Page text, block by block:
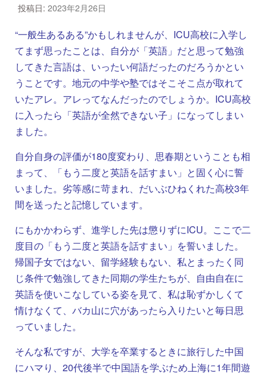
投稿日: 2023年2月26日
“一般生あるある”かもしれませんが、ICU高校に入学し
てまず思ったことは、自分が「英語」だと思って勉強
してきた言語は、いったい何語だったのだろうかとい
うことです。地元の中学や塾ではそこそこ点が取れて
いたアレ。アレってなんだったのでしょうか。ICU高校
に入ったら「英語が全然できない子」になってしまい
ました。
自分自身の評価が180度変わり、思春期ということも相
まって、「もう二度と英語を話すまい」と固く心に誓
いました。劣等感に苛まれ、だいぶひねくれた高校3年
間を送ったと記憶しています。
にもかかわらず、進学した先は懲りずにICU。ここで二
度目の「もう二度と英語を話すまい」を誓いました。
帰国子女ではない、留学経験もない、私とまったく同
じ条件で勉強してきた同期の学生たちが、自由自在に
英語を使いこなしている姿を見て、私は恥ずかしくて
情けなくて、バカ山に穴があったら入りたいと毎日思
っていました。
そんな私ですが、大学を卒業するときに旅行した中国
にハマり、20代後半で中国語を学ぶため上海に1年間遊